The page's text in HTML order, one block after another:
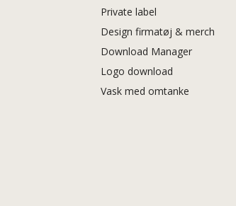
Private label
Design firmatøj & merch
Download Manager
Logo download
Vask med omtanke